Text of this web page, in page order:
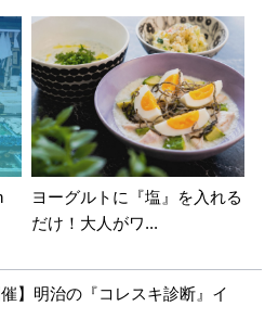
ヨーグルトに『塩』を入れる
だけ！大人がワ...
催】明治の『コレスキ診断』イ